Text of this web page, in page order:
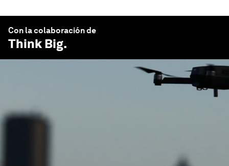
Con la colaboración de
Think Big.